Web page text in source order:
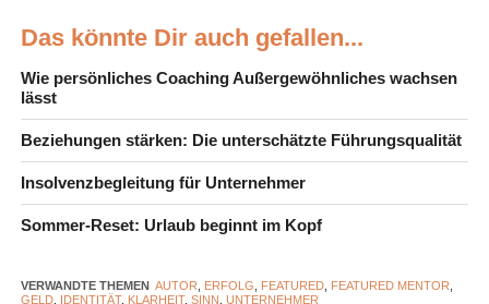
Viele seiner Klienten stammen aus dem Finanz- und
innere Leere oder den Wunsch nach neuer Orientierung. Genau
hier setzt sein Mentoring an.
Der Seelenplan als Kompass für
Unternehmer
miteinander verbinden. Grundlage sind individuelle Analysen,
Das könnte Dir auch gefallen...
Wie persönliches Coaching Außergewöhnliches wachsen
lässt
Beziehungen stärken: Die unterschätzte Führungsqualität
Insolvenzbegleitung für Unternehmer
Sommer-Reset: Urlaub beginnt im Kopf
VERWANDTE THEMEN AUTOR ERFOLG FEATURED, FEATURED MENTOR
GELD, IDENTITÄT, KLARHEIT, SINN UNTERNEHMER